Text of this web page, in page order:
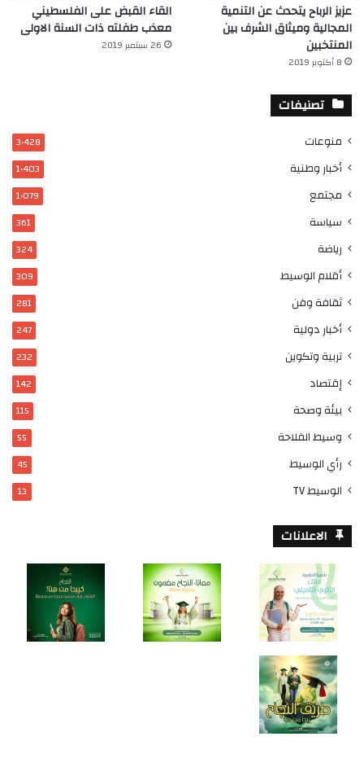
عزيز الرباح يتحدث عن التنمية
المجالية وميثاق الشرف بين
المنتخبين
8 أكتوبر 2019
القاء القبض على الفلسطيني
معذب طفلته ذات السنة الاولى
26 سبتمبر 2019
تصنيفات
منوعات 3٬428
أخبار وطنية 1٬403
مجتمع 1٬079
سياسة 361
رياضة 324
أقلام الوسيط 309
ثقافة وفن 281
أخبار دولية 247
تربية وتكوين 232
إقتصاد 142
بيئة وصحة 115
وسيط الفلاحة 55
رأي الوسيط 45
الوسيط TV 13
الاعلانات